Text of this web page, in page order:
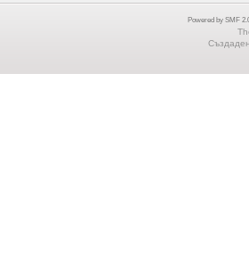
Powered by SMF